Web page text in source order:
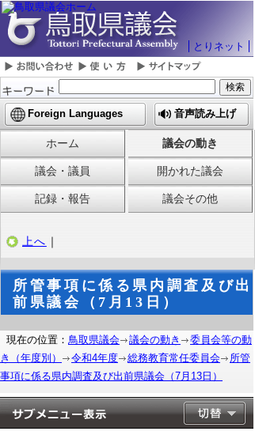
とりネット
Foreign Languages 音声読み上げ
ホーム 議会の動き
議会・議員 開かれた議会
記録・報告 議会その他
上へ ｜
所管事項に係る県内調査及び出
前県議会（7月13日）
現在の位置： 鳥取県議会 議会の動き
委員会等の動
き（年度別）
令和4年度 総務教育常任委員会
所管
事項に係る県内調査及び出前県議会（7月13日）